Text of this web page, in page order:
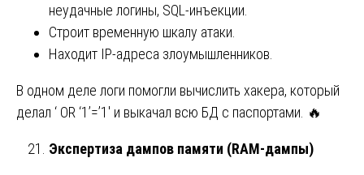
неудачные логины, SQL-инъекции.
Строит временную шкалу атаки.
Находит IP-адреса злоумышленников.
В одном деле логи помогли вычислить хакера, который
делал ‘ OR ‘1’=’1′ и выкачал всю БД с паспортами. 🔥
Экспертиза дампов памяти (RAM-дампы)